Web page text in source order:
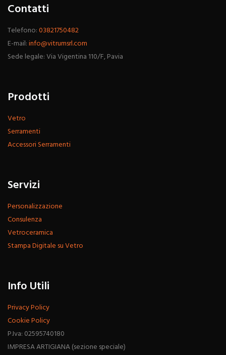
Contatti
Telefono:03821750482
E-mail:info@vitrumsrl.com
Sede legale: Via Vigentina 110/F, Pavia
Prodotti
Vetro
Serramenti
Accessori Serramenti
Servizi
Personalizzazione
Consulenza
Vetroceramica
Stampa Digitale su Vetro
Info Utili
Privacy Policy
Cookie Policy
P.Iva: 02595740180
IMPRESA ARTIGIANA (sezione speciale)